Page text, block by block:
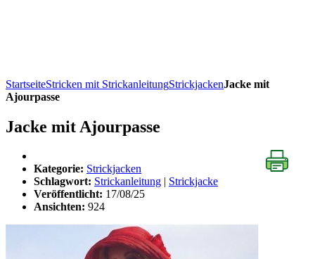
StartseiteStricken mit StrickanleitungStrickjackenJacke mit
Ajourpasse
Jacke mit Ajourpasse
Kategorie: Strickjacken
Schlagwort: Strickanleitung
Strickjacke
Veröffentlicht: 17/08/25
Ansichten: 924